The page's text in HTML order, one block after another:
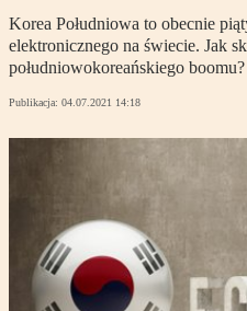
Korea Południowa to obecnie
elektronicznego na świecie. Jak
południowokoreańskiego boomu?
Publikacja: 04.07.2021 14:18